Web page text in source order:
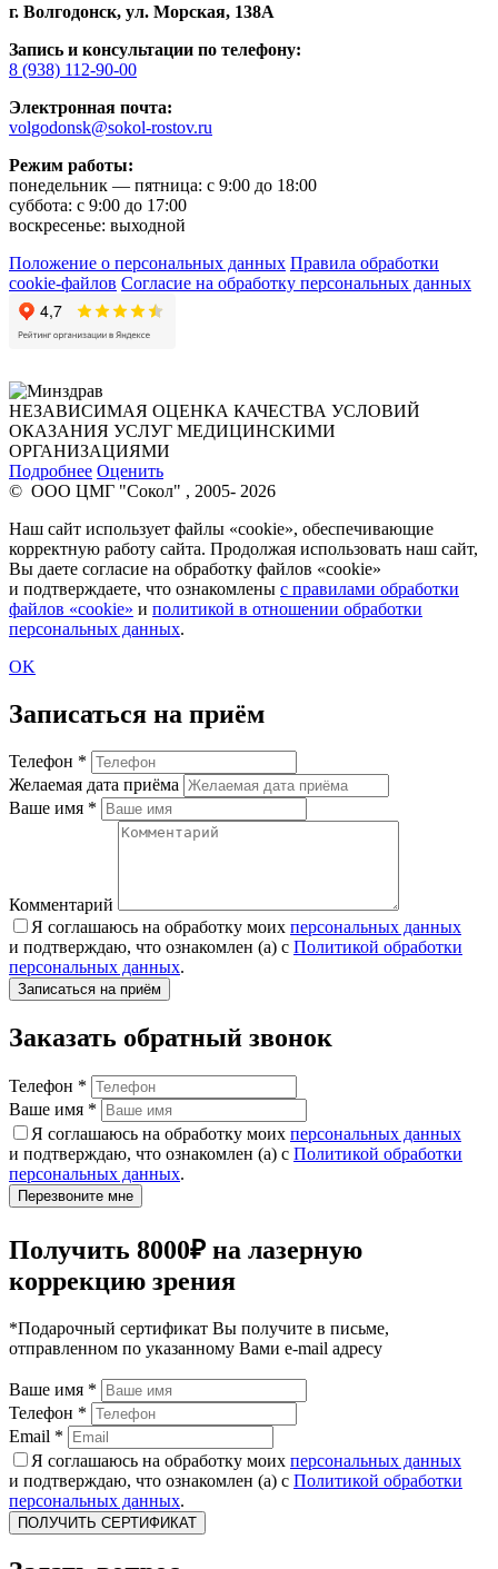
г. Волгодонск, ул. Морская, 138А
Запись и консультации по телефону:
8 (938) 112-90-00
Электронная почта:
volgodonsk@sokol-rostov.ru
Режим работы:
понедельник — пятница: с 9:00 до 18:00
суббота: с 9:00 до 17:00
воскресенье: выходной
Положение о персональных данных Правила обработки
cookie-файлов Согласие на обработку персональных данных
НЕЗАВИСИМАЯ ОЦЕНКА КАЧЕСТВА УСЛОВИЙ
ОКАЗАНИЯ УСЛУГ МЕДИЦИНСКИМИ
ОРГАНИЗАЦИЯМИ
Подробнее Оценить
© ООО ЦМГ "Сокол" , 2005- 2026
Наш сайт использует файлы «cookie», обеспечивающие
корректную работу сайта. Продолжая использовать наш сайт,
Вы даете согласие на обработку файлов «cookie»
и подтверждаете, что ознакомлены с правилами обработки
файлов «cookie» и политикой в отношении обработки
персональных данных.
OK
Записаться на приём
Телефон *
Желаемая дата приёма
Ваше имя *
Комментарий
Я соглашаюсь на обработку моих персональных данных
и подтверждаю, что ознакомлен (а) с Политикой обработки
персональных данных.
Заказать обратный звонок
Телефон *
Ваше имя *
Я соглашаюсь на обработку моих персональных данных
и подтверждаю, что ознакомлен (а) с Политикой обработки
персональных данных.
Получить 8000₽ на лазерную
коррекцию зрения
*Подарочный сертификат Вы получите в письме,
отправленном по указанному Вами e-mail адресу
Ваше имя *
Телефон *
Email *
Я соглашаюсь на обработку моих персональных данных
и подтверждаю, что ознакомлен (а) с Политикой обработки
персональных данных.